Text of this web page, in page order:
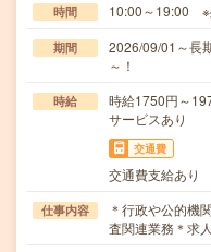
時間 10:00～19:00 ※
期間
2026/09/01～
～！
時給
時給1750円～
サービスあり
交通費
交通費支給あり
仕事内容
＊行政や公的機
査関連業務＊求